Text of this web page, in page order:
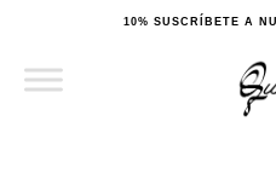
contenido
10% SUSCRÍBETE A